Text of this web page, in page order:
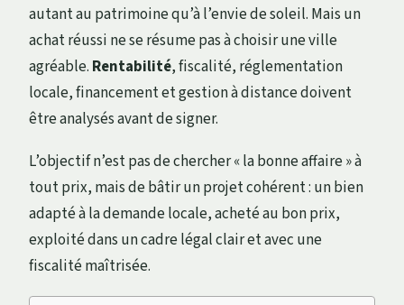
autant au patrimoine qu’à l’envie de soleil. Mais un
achat réussi ne se résume pas à choisir une ville
agréable. Rentabilité, fiscalité, réglementation
locale, financement et gestion à distance doivent
être analysés avant de signer.
L’objectif n’est pas de chercher « la bonne affaire » à
tout prix, mais de bâtir un projet cohérent : un bien
adapté à la demande locale, acheté au bon prix,
exploité dans un cadre légal clair et avec une
fiscalité maîtrisée.